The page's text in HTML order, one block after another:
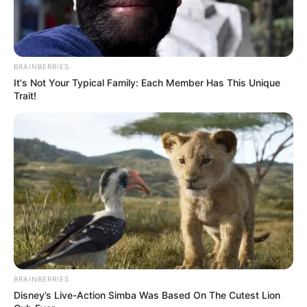
(foto: starvisionplus)
Sederet bintang lain juga dipastikan turut terlibat dalam
penggarapan film ini, di antaranya Baim Wong, Uli Herdinansyah,
Dian Nitami, Landung Simatupang, Beby Tsabina, August
Melasz, dan Natasha Rizki.
BRAINBERRIES
It's Not Your Typical Family: Each Member Has This Unique
Trait!
BRAINBERRIES
Disney’s Live-Action Simba Was Based On The Cutest Lion